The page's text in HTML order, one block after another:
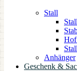
Stall
Stall
Anhänger
Geschenk &